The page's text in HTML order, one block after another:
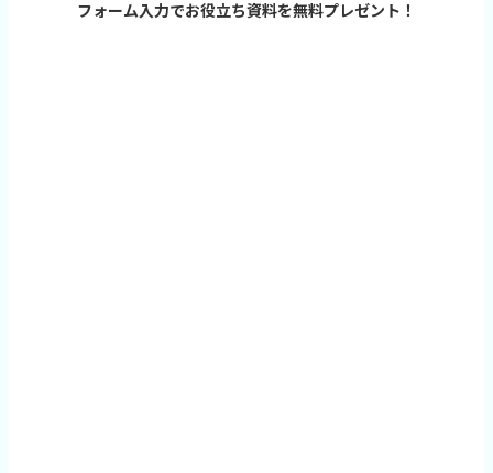
フォーム入力でお役立ち資料を無料プレゼント！